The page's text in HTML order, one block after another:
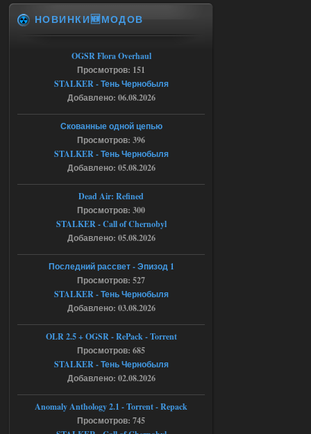
Спавнер + Правки + Античит - Dead
City Final
Michman1970
Что то не работает спавнер,
все устанавливал по
мануалу......
Ответить ➤
Игра для сталкера 21-очко
ruslanpyrusov
как изменить макс сумму
ставки в файлах чтобы
ставить больше 1 к
Ответить ➤
Тайна Зоны - Remaster 2026
Stalker-Mods-Clan-su
Ответить ➤
Тайна Зоны - Remaster 2026
патч я установил после
установки мода, да, ладно,
НОВИНКИ🆕МОДОВ
OGSR Flora Overhaul
Просмотров: 151
STALKER - Тень Чернобыля
Добавлено: 06.08.2026
Скованные одной цепью
Просмотров: 396
STALKER - Тень Чернобыля
Добавлено: 05.08.2026
Dead Air: Refined
Просмотров: 300
STALKER - Call of Chernobyl
Добавлено: 05.08.2026
Последний рассвет - Эпизод 1
Просмотров: 527
STALKER - Тень Чернобыля
Добавлено: 03.08.2026
OLR 2.5 + OGSR - RePack - Torrent
Просмотров: 685
STALKER - Тень Чернобыля
Добавлено: 02.08.2026
Anomaly Anthology 2.1 - Torrent - Repack
Просмотров: 745